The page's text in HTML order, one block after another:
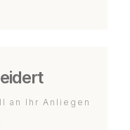
an Ihr Anliegen